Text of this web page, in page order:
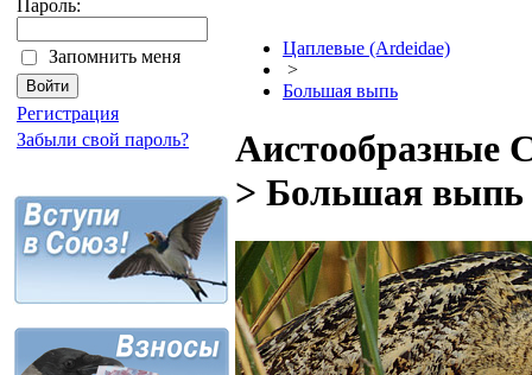
Пароль:
Запомнить меня
Регистрация
Забыли свой пароль?
Цаплевые (Ardeidae)
>
Большая выпь
Аистообразные
> Большая выпь